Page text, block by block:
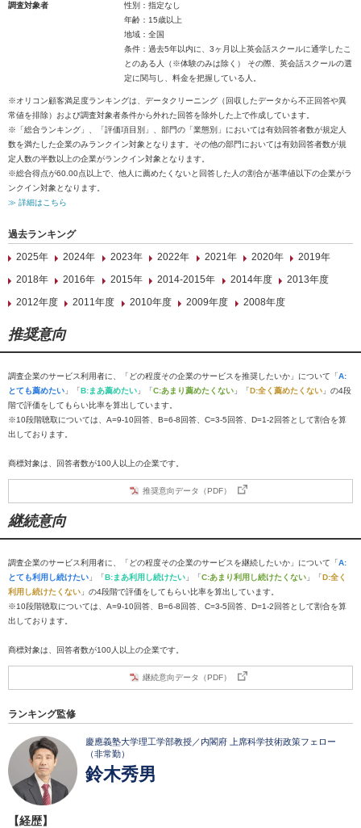
調査対象者
性別：指定なし
年齢：15歳以上
地域：全国
条件：過去5年以内に、3ヶ月以上英会話スクールに通学したこ
とのある人（※体験のみは除く） その際、英会話スクールの選
定に関与し、料金を把握している人。
※オリコン顧客満足度ランキングは、データクリーニング（回収したデータから不正回答や異
常値を排除）および調査対象者条件から外れた回答を除外した上で作成しています。
※「総合ランキング」、「評価項目別」、部門の「業態別」においては有効回答者数が規定人
数を満たした企業のみランクイン対象となります。その他の部門においては有効回答者数が規
定人数の半数以上の企業がランクイン対象となります。
※総合得点が60.00点以上で、他人に薦めたくないと回答した人の割合が基準値以下の企業がラ
ンクイン対象となります。
≫ 詳細はこちら
過去ランキング
2025年
2024年 2023年 2022年 2021年 2020年
2019年
2018年
2016年 2015年 2014-2015年 2014年度
2013年度
2012年度
2011年度 2010年度 2009年度 2008年度
推奨意向
調査企業のサービス利用者に、「どの程度その企業のサービスを推奨したいか」について「A:
とても薦めたい 」「B:まあ薦めたい 」「C:あまり薦めたくない 」「D:全く薦めたくない 」の4段
階で評価をしてもらい比率を算出しています。
※10段階聴取については、A=9-10回答、B=6-8回答、C=3-5回答、D=1-2回答として割合を算
出しております。
商標対象は、回答者数が100人以上の企業です。
推奨意向データ（PDF）
継続意向
調査企業のサービス利用者に、「どの程度その企業のサービスを継続したいか」について「A:
とても利用し続けたい 」「B:まあ利用し続けたい 」「C:あまり利用し続けたくない 」「D:全く
利用し続けたくない 」の4段階で評価をしてもらい比率を算出しています。
※10段階聴取については、A=9-10回答、B=6-8回答、C=3-5回答、D=1-2回答として割合を算
出しております。
商標対象は、回答者数が100人以上の企業です。
継続意向データ（PDF）
ランキング監修
慶應義塾大学理工学部教授／内閣府 上席科学技術政策フェロー
（非常勤）
鈴木秀男
【経歴】